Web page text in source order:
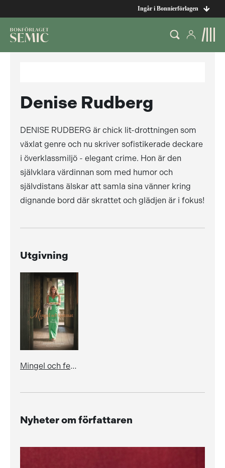
Ingår i Bonnierförlagen
Denise Rudberg
DENISE RUDBERG är chick lit-drottningen som
växlat genre och nu skriver sofistikerade deckare
i överklassmiljö - elegant crime. Hon är den
självklara värdinnan som med humor och
självdistans älskar att samla sina vänner kring
dignande bord där skrattet och glädjen är i fokus!
Utgivning
Mingel och festmat med Denise
Nyheter om författaren